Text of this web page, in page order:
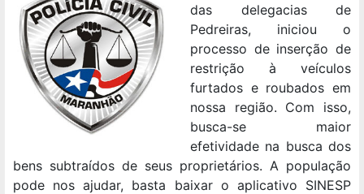
das delegacias de
Pedreiras, iniciou o
processo de inserção de
restrição à veículos
furtados e roubados em
nossa região. Com isso,
busca-se maior
efetividade na busca dos
bens subtraídos de seus proprietários. A população
pode nos ajudar, basta baixar o aplicativo SINESP